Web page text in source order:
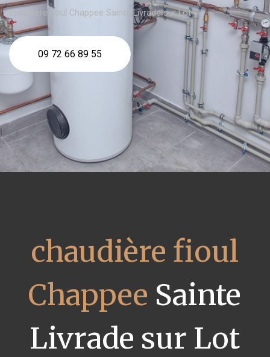
chaudière fioul Chappee Sainte Livrade sur Lot
09 72 66 89 55
chaudière fioul
Chappee Sainte
Livrade sur Lot